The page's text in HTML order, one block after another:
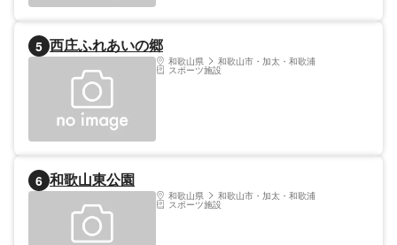
5 西庄ふれあいの郷
和歌山県 和歌山市・加太・和歌浦
スポーツ施設
6 和歌山東公園
和歌山県 和歌山市・加太・和歌浦
スポーツ施設